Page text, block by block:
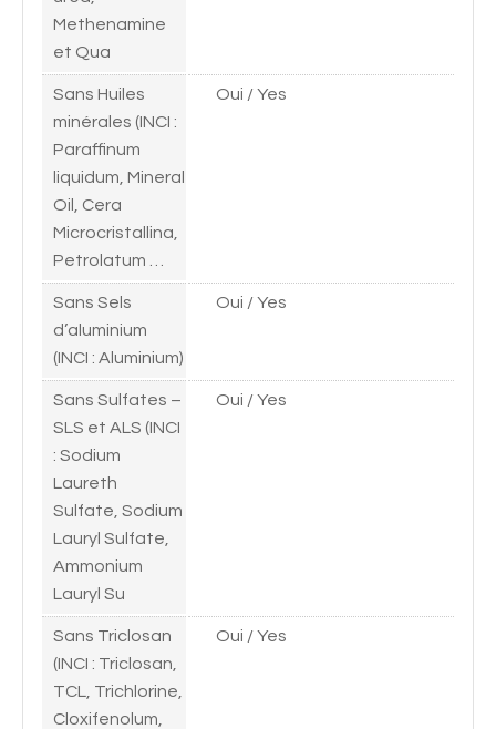
Methenamine
et Qua
Sans Huiles
minérales (INCI :
Paraffinum
liquidum, Mineral
Oil, Cera
Microcristallina,
Petrolatum …
Oui / Yes
Sans Sels
d’aluminium
(INCI : Aluminium)
Oui / Yes
Sans Sulfates –
SLS et ALS (INCI
: Sodium
Laureth
Sulfate, Sodium
Lauryl Sulfate,
Ammonium
Lauryl Su
Oui / Yes
Sans Triclosan
(INCI : Triclosan,
TCL, Trichlorine,
Cloxifenolum,
Oui / Yes